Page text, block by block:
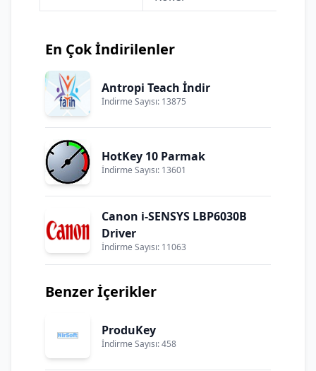
En Çok İndirilenler
Antropi Teach İndir
İndirme Sayısı: 13875
HotKey 10 Parmak
İndirme Sayısı: 13601
Canon i-SENSYS LBP6030B
Driver
İndirme Sayısı: 11063
Benzer İçerikler
ProduKey
İndirme Sayısı: 458